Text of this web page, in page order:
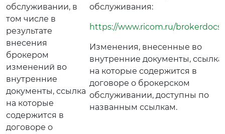
обслуживании, в
том числе в
результате
внесения
брокером
изменений во
внутренние
документы, ссылка
на которые
содержится в
договоре о
обслуживания:
https://www.ricom.ru/brokerdocs/
Изменения, внесенные во
внутренние документы, ссылка
на которые содержится в
договоре о брокерском
обслуживании, доступны по
названным ссылкам.